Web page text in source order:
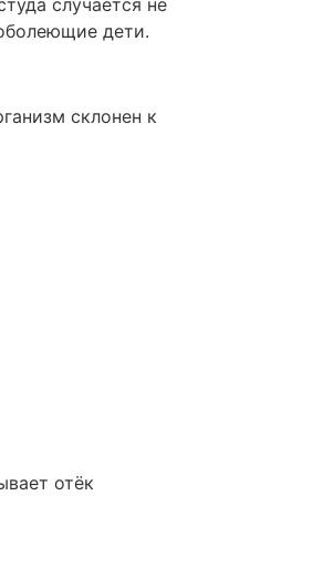
дети.
склонен к
отёк